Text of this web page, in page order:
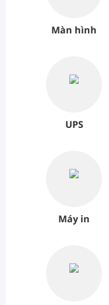
Màn hình
UPS
Máy in